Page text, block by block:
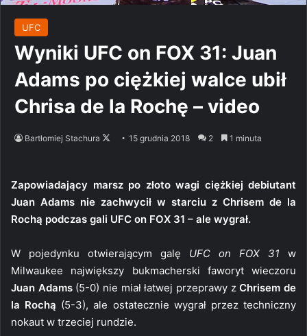
UFC
Wyniki UFC on FOX 31: Juan
Adams po ciężkiej walce ubił
Chrisa de la Rochę – video
Bartłomiej Stachura
Follow15 grudnia 2018 2 1 minuta
Zapowiadający marsz po złoto wagi ciężkiej debiutant
Juan Adams nie zachwycił w starciu z Chrisem de la
Rochą podczas gali UFC on FOX 31 – ale wygrał.
W pojedynku otwierającym galę UFC on FOX 31 w
Milwaukee największy bukmacherski faworyt wieczoru
Juan Adams(5-0) nie miał łatwej przeprawy zChrisem de
la Rochą (5-3), ale ostatecznie wygrał przez techniczny
nokaut w trzeciej rundzie.